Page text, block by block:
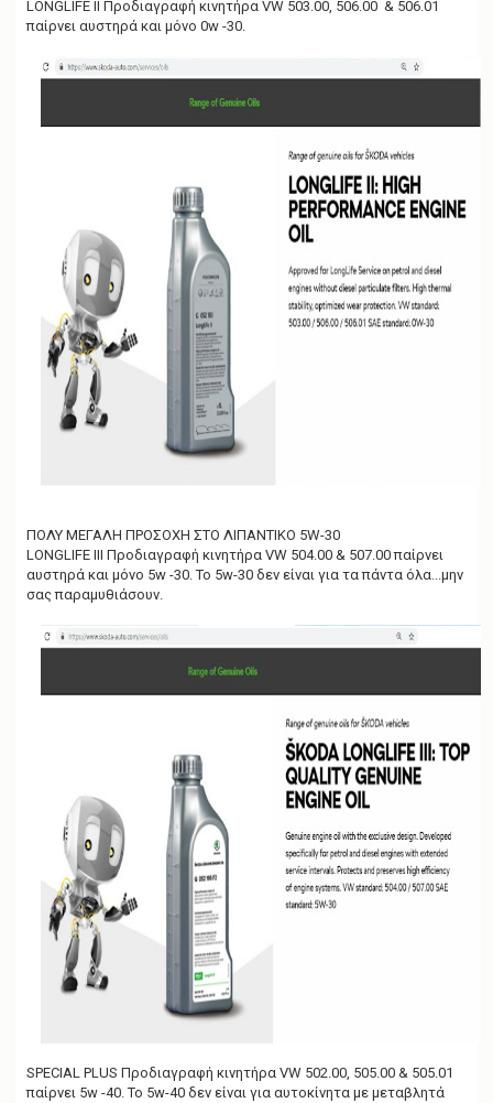
LONGLIFE II Προδιαγραφή κινητήρα VW 503.00, 506.00 & 506.01
παίρνει αυστηρά και μόνο 0w -30.
ΠOΛΥ ΜΕΓΑΛΗ ΠΡΟΣΟΧΗ ΣΤΟ ΛΙΠΑΝΤΙΚΟ 5W-30
LONGLIFE III Προδιαγραφή κινητήρα VW 504.00 & 507.00 παίρνει
αυστηρά και μόνο 5w -30. Το 5w-30 δεν είναι για τα πάντα όλα...μην
σας παραμυθιάσουν.
SPECIAL PLUS Προδιαγραφή κινητήρα VW 502.00, 505.00 & 505.01
παίρνει 5w -40. Το 5w-40 δεν είναι για αυτοκίνητα με μεταβλητά